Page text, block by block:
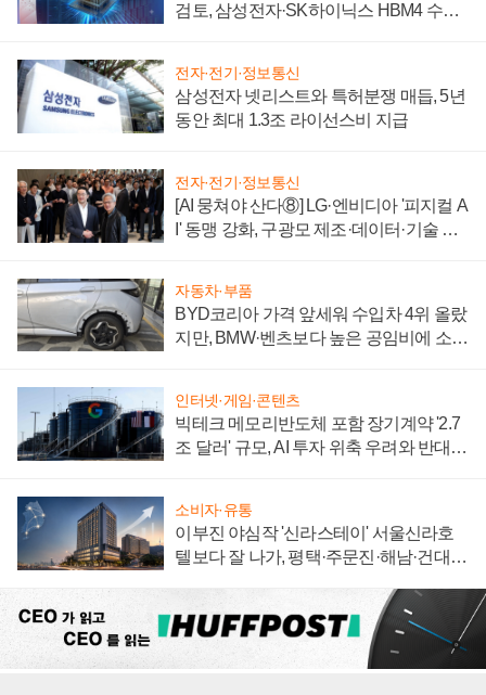
검토, 삼성전자·SK하이닉스 HBM4 수율
전자·전기·정보통신
삼성전자 넷리스트와 특허분쟁 매듭, 5년
동안 최대 1.3조 라이선스비 지급
전자·전기·정보통신
[AI 뭉쳐야 산다⑧] LG·엔비디아 '피지컬 A
I' 동맹 강화, 구광모 제조·데이터·기술 결
자동차·부품
BYD코리아 가격 앞세워 수입차 4위 올랐
지만, BMW·벤츠보다 높은 공임비에 소비
인터넷·게임·콘텐츠
빅테크 메모리반도체 포함 장기계약 '2.7
조 달러' 규모, AI 투자 위축 우려와 반대
소비자·유통
이부진 야심작 '신라스테이' 서울신라호
텔보다 잘 나가, 평택·주문진·해남·건대로